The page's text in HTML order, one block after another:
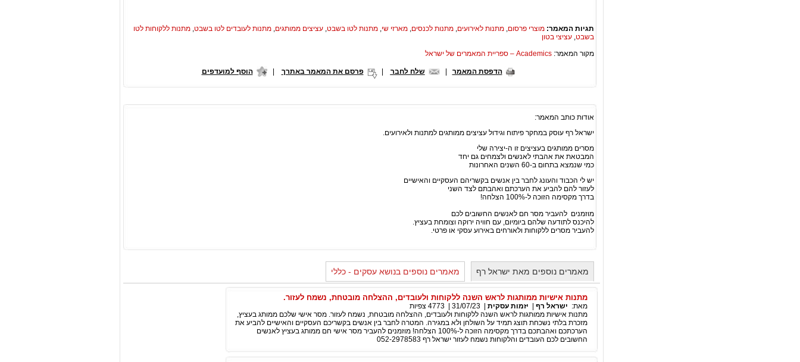
תגיות המאמר: מוצרי פרסום, מתנות לאירועים, מתנות לכנסים, מארזי שי, מתנות לטו בשבט, עציצים ממותגים, מתנות לעובדים לטו בשבט, מתנות ללקוחות לטו
בשבט, עציצי בטון
מקור המאמר: Academics – ספריית המאמרים של ישראל
הדפסת המאמר שלח לחבר פרסם את המאמר באתרך | הוסף למועדפים
אודות כותב המאמר:
ישראל רף עוסק במחקר פיתוח וגידול עציצים ממותגים למתנות ולאירועים.
מסרים ממותגים בעציצים זו ה-יצירה שלי
המבטאת את אהבתי לאנשים ולצמחים גם יחד
כמי שנמצא בתחום ב-60 השנים האחרונות
יש לי הכבוד והעונג לחבר בין אנשים בקשריהם העסקיים והאישיים
לעזור להם להביע את הערכתם ואהבתם לצד השני
בדרך מקסימה הזוכה ל-100% הצלחה!
מוזמנים להעביר מסר חם לאנשים החשובים לכם
להיכנס לתודעה שלהם ביומיום, עם חוויה ירוקה וצומחת בעציץ.
להעביר מסרים ללקוחות ולאורחים באירוע עסקי או פרטי.
מאמרים נוספים מאת ישראל רף מאמרים נוספים בנושא עסקים - כללי
מתנות אישיות ממותגות לראש השנה ללקוחות ולעובדים, ההצלחה מובטחת, נשמח לעזור.
מאת: ישראל רף יזמות עסקית 31/07/23
4773 צפיות
מתנות אישיות ממותגות לראש השנה ללקוחות ולעובדים, ההצלחה מובטחת, נשמח לעזור. מסר אישי שלכם ממותג בעציץ,
מזכרת בלתי נשכחת תוצג תמיד על השולחן ולא במגירה. המטרה לחבר בין אנשים בקשריכם העסקיים והאישיים להביע את
הערכתכם ואהבתכם בדרך מקסימה הזוכה ל-100% הצלחה! מוזמנים להעביר מסר אישי חם ממותג בעציץ לאנשים
החשובים לכם העובדים והלקוחות נשמח לעזור ישראל רף 052-2978583